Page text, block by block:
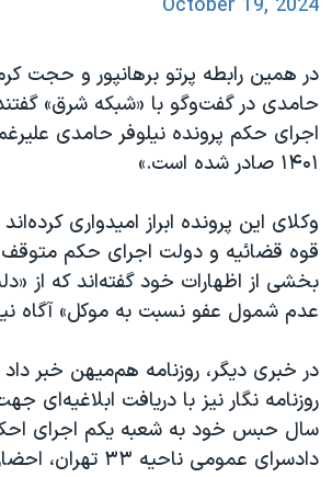
همایش محافظه‌کاران آمریکا «سی‌پک»
سفر پرزیدنت ترامپ به چین
October 19, 2024
در همین رابطه پرتو برهانپور و حجت
حامدی در گفت‌وگو با «شبکه‌ شرق» گفتند
اجرای حکم پرونده نیلوفر حامدی
۱۴۰۱ صادر شده است.»
وکلای این پرونده ابراز امیدواری
قوه‌ قضائیه و دولت اجرای حکم
بخشی از اظهارات خود گفته‌اند که از
عدم شمول عفو نسبت به موکل» آگاه
در خبری دیگر، روزنامه هم‌میهن خبر
روزنامه نگار نیز با دریافت ابلاغیه‌ای
سال حبس خود به شعبه یکم اجرای
دادسرای عمومی ناحیه ۳۳ تهران، احضار شد.